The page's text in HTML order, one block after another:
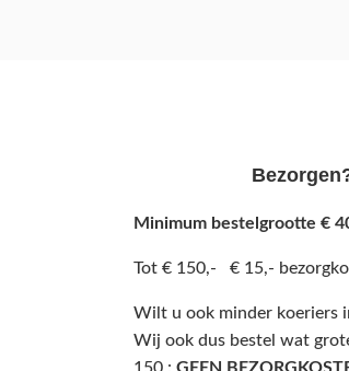
Minimum bestelgrootte €
Tot € 150,- € 15,-
Wilt u ook minder koeriers
Wij ook dus bestel wat
150 : GEEN